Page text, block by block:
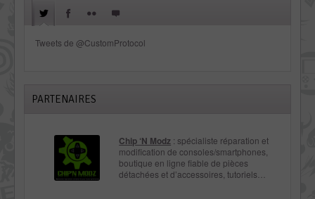
Tweets de @CustomProtocol
PARTENAIRES
Chip ‘N Modz : spécialiste réparation et
modification de consoles/smartphones,
boutique en ligne fiable de pièces
détachées et d’accessoires, tutoriels…